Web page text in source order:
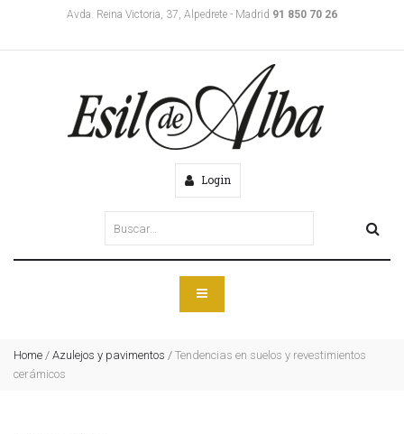
Avda. Reina Victoria, 37, Alpedrete - Madrid 91 850 70 26
Login
Home / Azulejos y pavimentos / Tendencias en suelos y revestimientos
cerámicos